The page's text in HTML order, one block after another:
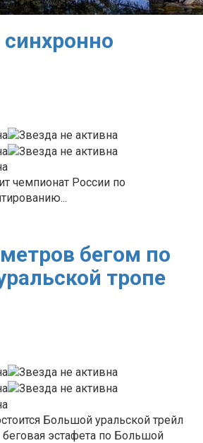
чемпионат России по
бегом по
тропе
Большой уральской трейл
эстафета по Большой